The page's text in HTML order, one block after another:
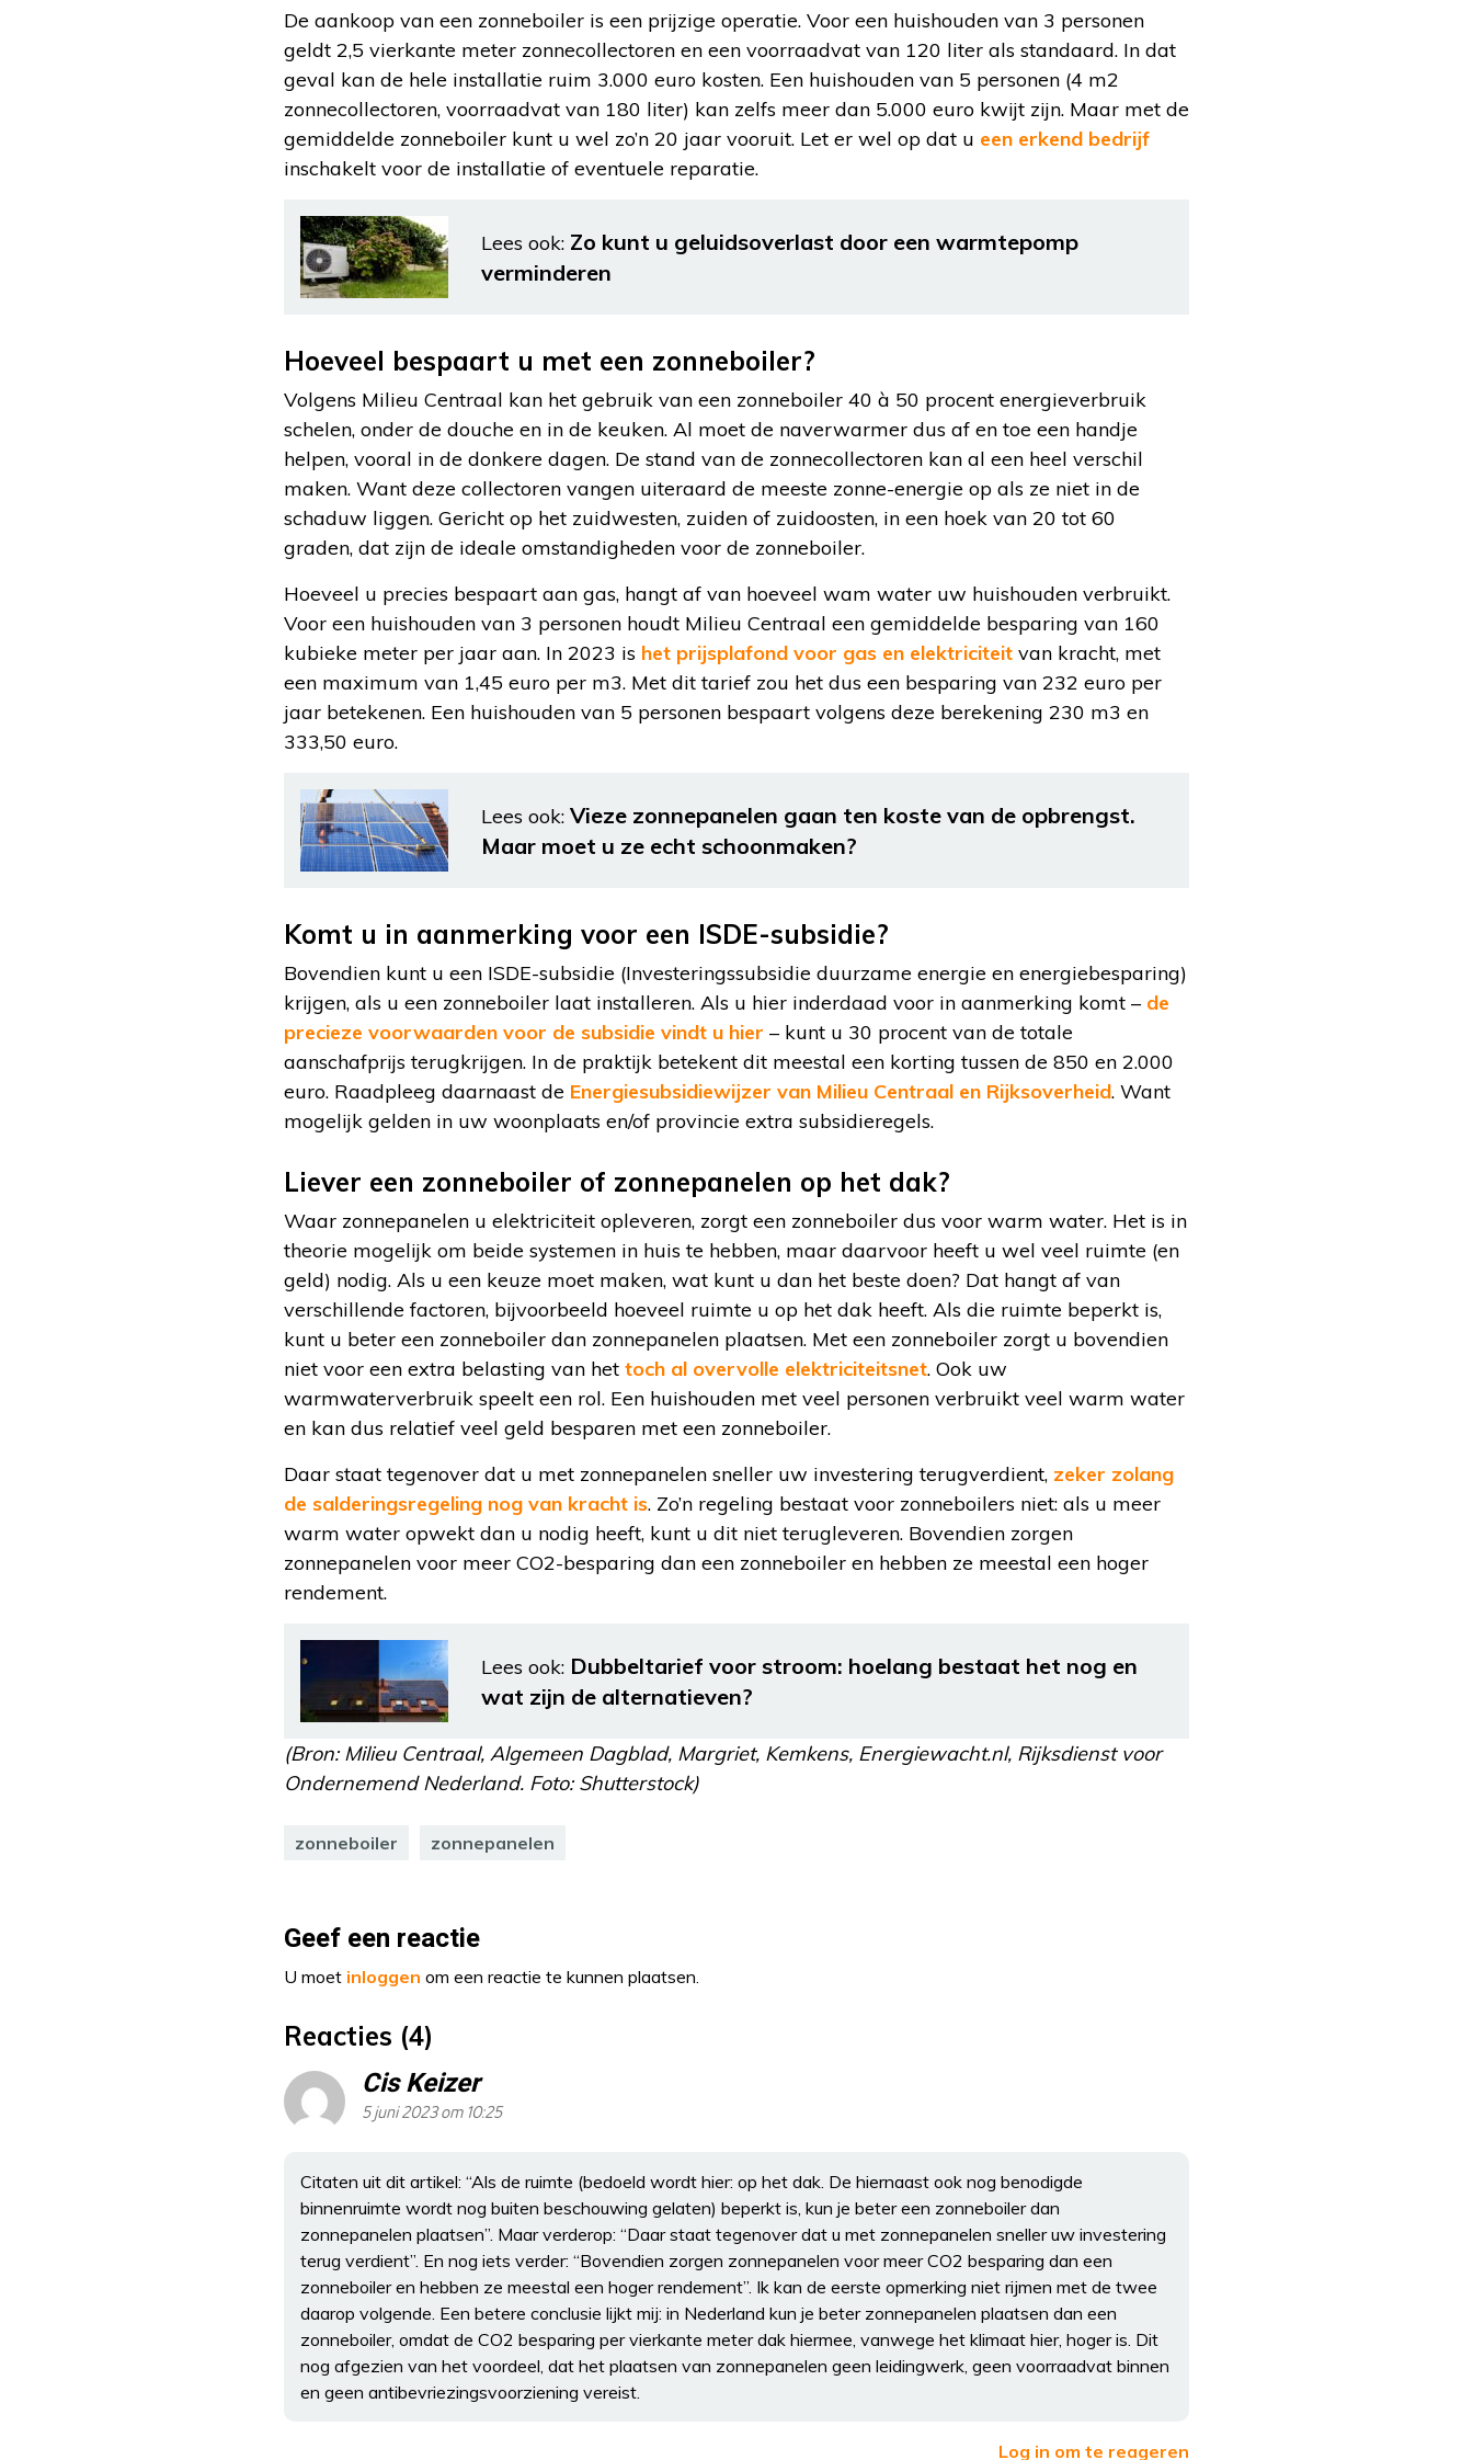
De aankoop van een zonneboiler is een prijzige operatie. Voor een huishouden van 3 personen
geldt 2,5 vierkante meter zonnecollectoren en een voorraadvat van 120 liter als standaard. In dat
geval kan de hele installatie ruim 3.000 euro kosten. Een huishouden van 5 personen (4 m2
zonnecollectoren, voorraadvat van 180 liter) kan zelfs meer dan 5.000 euro kwijt zijn. Maar met de
gemiddelde zonneboiler kunt u wel zo’n 20 jaar vooruit. Let er wel op dat u een erkend bedrijf
inschakelt voor de installatie of eventuele reparatie.
Lees ook: Zo kunt u geluidsoverlast door een warmtepomp
verminderen
Hoeveel bespaart u met een zonneboiler?
Volgens Milieu Centraal kan het gebruik van een zonneboiler 40 à 50 procent energieverbruik
schelen, onder de douche en in de keuken. Al moet de naverwarmer dus af en toe een handje
helpen, vooral in de donkere dagen. De stand van de zonnecollectoren kan al een heel verschil
maken. Want deze collectoren vangen uiteraard de meeste zonne-energie op als ze niet in de
schaduw liggen. Gericht op het zuidwesten, zuiden of zuidoosten, in een hoek van 20 tot 60
graden, dat zijn de ideale omstandigheden voor de zonneboiler.
Hoeveel u precies bespaart aan gas, hangt af van hoeveel wam water uw huishouden verbruikt.
Voor een huishouden van 3 personen houdt Milieu Centraal een gemiddelde besparing van 160
kubieke meter per jaar aan. In 2023 is het prijsplafond voor gas en elektriciteit van kracht, met
een maximum van 1,45 euro per m3. Met dit tarief zou het dus een besparing van 232 euro per
jaar betekenen. Een huishouden van 5 personen bespaart volgens deze berekening 230 m3 en
333,50 euro.
Lees ook: Vieze zonnepanelen gaan ten koste van de opbrengst.
Maar moet u ze echt schoonmaken?
Komt u in aanmerking voor een ISDE-subsidie?
Bovendien kunt u een ISDE-subsidie (Investeringssubsidie duurzame energie en energiebesparing)
krijgen, als u een zonneboiler laat installeren. Als u hier inderdaad voor in aanmerking komt – de
precieze voorwaarden voor de subsidie vindt u hier – kunt u 30 procent van de totale
aanschafprijs terugkrijgen. In de praktijk betekent dit meestal een korting tussen de 850 en 2.000
euro. Raadpleeg daarnaast de Energiesubsidiewijzer van Milieu Centraal en Rijksoverheid. Want
mogelijk gelden in uw woonplaats en/of provincie extra subsidieregels.
Liever een zonneboiler of zonnepanelen op het dak?
Waar zonnepanelen u elektriciteit opleveren, zorgt een zonneboiler dus voor warm water. Het is in
theorie mogelijk om beide systemen in huis te hebben, maar daarvoor heeft u wel veel ruimte (en
geld) nodig. Als u een keuze moet maken, wat kunt u dan het beste doen? Dat hangt af van
verschillende factoren, bijvoorbeeld hoeveel ruimte u op het dak heeft. Als die ruimte beperkt is,
kunt u beter een zonneboiler dan zonnepanelen plaatsen. Met een zonneboiler zorgt u bovendien
niet voor een extra belasting van het toch al overvolle elektriciteitsnet. Ook uw
warmwaterverbruik speelt een rol. Een huishouden met veel personen verbruikt veel warm water
en kan dus relatief veel geld besparen met een zonneboiler.
Daar staat tegenover dat u met zonnepanelen sneller uw investering terugverdient, zeker zolang
de salderingsregeling nog van kracht is. Zo’n regeling bestaat voor zonneboilers niet: als u meer
warm water opwekt dan u nodig heeft, kunt u dit niet terugleveren. Bovendien zorgen
zonnepanelen voor meer CO2-besparing dan een zonneboiler en hebben ze meestal een hoger
rendement.
Lees ook: Dubbeltarief voor stroom: hoelang bestaat het nog en
wat zijn de alternatieven?
(Bron: Milieu Centraal, Algemeen Dagblad, Margriet, Kemkens, Energiewacht.nl, Rijksdienst voor
Ondernemend Nederland. Foto: Shutterstock)
zonneboiler zonnepanelen
Geef een reactie
U moet inloggen om een reactie te kunnen plaatsen.
Reacties (4)
Cis Keizer
5 juni 2023 om 10:25
Citaten uit dit artikel: “Als de ruimte (bedoeld wordt hier: op het dak. De hiernaast ook nog benodigde
binnenruimte wordt nog buiten beschouwing gelaten) beperkt is, kun je beter een zonneboiler dan
zonnepanelen plaatsen”. Maar verderop: “Daar staat tegenover dat u met zonnepanelen sneller uw investering
terug verdient”. En nog iets verder: “Bovendien zorgen zonnepanelen voor meer CO2 besparing dan een
zonneboiler en hebben ze meestal een hoger rendement”. Ik kan de eerste opmerking niet rijmen met de twee
daarop volgende. Een betere conclusie lijkt mij: in Nederland kun je beter zonnepanelen plaatsen dan een
zonneboiler, omdat de CO2 besparing per vierkante meter dak hiermee, vanwege het klimaat hier, hoger is. Dit
nog afgezien van het voordeel, dat het plaatsen van zonnepanelen geen leidingwerk, geen voorraadvat binnen
en geen antibevriezingsvoorziening vereist.
Log in om te reageren